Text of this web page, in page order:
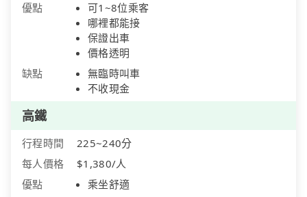
優點
可1~8位乘客
哪裡都能接
保證出車
價格透明
缺點
無臨時叫車
不收現金
高鐵
行程時間
225~240分
每人價格
$1,380/人
優點
乘坐舒適